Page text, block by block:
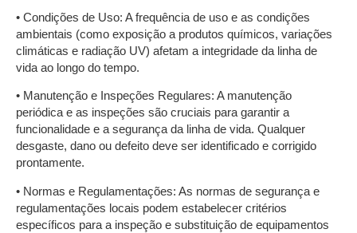
• Condições de Uso: A frequência de uso e as condições
ambientais (como exposição a produtos químicos, variações
climáticas e radiação UV) afetam a integridade da linha de
vida ao longo do tempo.
• Manutenção e Inspeções Regulares: A manutenção
periódica e as inspeções são cruciais para garantir a
funcionalidade e a segurança da linha de vida. Qualquer
desgaste, dano ou defeito deve ser identificado e corrigido
prontamente.
• Normas e Regulamentações: As normas de segurança e
regulamentações locais podem estabelecer critérios
específicos para a inspeção e substituição de equipamentos